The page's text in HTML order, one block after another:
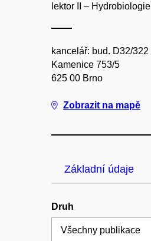
lektor II – Hydrobiologie
kancelář: bud. D32/322
Kamenice 753/5
625 00 Brno
Zobrazit na mapě
Základní údaje
Druh